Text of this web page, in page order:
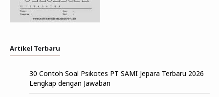
Artikel Terbaru
30 Contoh Soal Psikotes PT SAMI Jepara Terbaru 2026
Lengkap dengan Jawaban